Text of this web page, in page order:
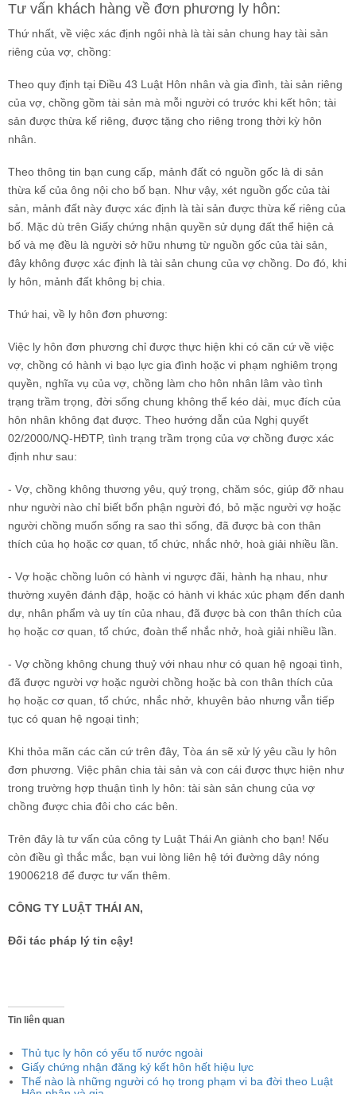
Tư vấn khách hàng về đơn phương ly hôn:
Thứ nhất, về việc xác định ngôi nhà là tài sản chung hay tài sản
riêng của vợ, chồng:
Theo quy định tại Điều 43 Luật Hôn nhân và gia đình, tài sản riêng
của vợ, chồng gồm tài sản mà mỗi người có trước khi kết hôn; tài
sản được thừa kế riêng, được tặng cho riêng trong thời kỳ hôn
nhân.
Theo thông tin bạn cung cấp, mảnh đất có nguồn gốc là di sản
thừa kế của ông nội cho bố bạn. Như vậy, xét nguồn gốc của tài
sản, mảnh đất này được xác định là tài sản được thừa kế riêng của
bố. Mặc dù trên Giấy chứng nhận quyền sử dụng đất thể hiện cả
bố và mẹ đều là người sở hữu nhưng từ nguồn gốc của tài sản,
đây không được xác định là tài sản chung của vợ chồng. Do đó, khi
ly hôn, mảnh đất không bị chia.
Thứ hai, về ly hôn đơn phương:
Việc ly hôn đơn phương chỉ được thực hiện khi có căn cứ về việc
vợ, chồng có hành vi bạo lực gia đình hoặc vi phạm nghiêm trọng
quyền, nghĩa vụ của vợ, chồng làm cho hôn nhân lâm vào tình
trạng trầm trọng, đời sống chung không thể kéo dài, mục đích của
hôn nhân không đạt được. Theo hướng dẫn của Nghị quyết
02/2000/NQ-HĐTP, tình trạng trầm trọng của vợ chồng được xác
định như sau:
- Vợ, chồng không thương yêu, quý trọng, chăm sóc, giúp đỡ nhau
như người nào chỉ biết bổn phận người đó, bỏ mặc người vợ hoặc
người chồng muốn sống ra sao thì sống, đã được bà con thân
thích của họ hoặc cơ quan, tổ chức, nhắc nhở, hoà giải nhiều lần.
- Vợ hoặc chồng luôn có hành vi ngược đãi, hành hạ nhau, như
thường xuyên đánh đập, hoặc có hành vi khác xúc phạm đến danh
dự, nhân phẩm và uy tín của nhau, đã được bà con thân thích của
họ hoặc cơ quan, tổ chức, đoàn thể nhắc nhở, hoà giải nhiều lần.
- Vợ chồng không chung thuỷ với nhau như có quan hệ ngoại tình,
đã được người vợ hoặc người chồng hoặc bà con thân thích của
họ hoặc cơ quan, tổ chức, nhắc nhở, khuyên bảo nhưng vẫn tiếp
tục có quan hệ ngoại tình;
Khi thỏa mãn các căn cứ trên đây, Tòa án sẽ xử lý yêu cầu ly hôn
đơn phương. Việc phân chia tài sản và con cái được thực hiện như
trong trường hợp thuận tình ly hôn: tài sàn sản chung của vợ
chồng được chia đôi cho các bên.
Trên đây là tư vấn của công ty Luật Thái An giành cho bạn! Nếu
còn điều gì thắc mắc, bạn vui lòng liên hệ tới đường dây nóng
19006218 để được tư vấn thêm.
CÔNG TY LUẬT THÁI AN,
Đối tác pháp lý tin cậy!
Tin liên quan
Thủ tục ly hôn có yếu tố nước ngoài
Giấy chứng nhận đăng ký kết hôn hết hiệu lực
Thế nào là những người có họ trong phạm vi ba đời theo Luật